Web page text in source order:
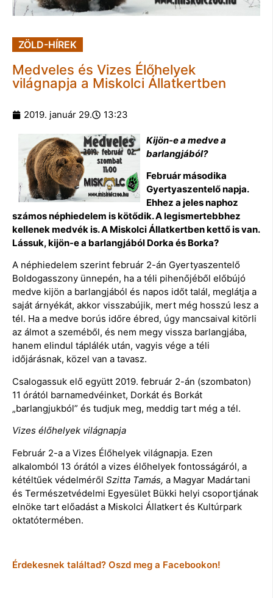
ZÖLD-HÍREK
Medveles és Vizes Élőhelyek
világnapja a Miskolci Állatkertben
2019. január 29. 13:23
Kijön-e a medve a
barlangjából?
Február másodika
Gyertyaszentelő napja.
Ehhez a jeles naphoz
számos néphiedelem is kötődik. A legismertebbhez
kellenek medvék is. A Miskolci Állatkertben kettő is van.
Lássuk, kijön-e a barlangjából Dorka és Borka?
A néphiedelem szerint február 2-án Gyertyaszentelő
Boldogasszony ünnepén, ha a téli pihenőjéből előbújó
medve kijön a barlangjából és napos időt talál, meglátja a
saját árnyékát, akkor visszabújik, mert még hosszú lesz a
tél. Ha a medve borús időre ébred, úgy mancsaival kitörli
az álmot a szeméből, és nem megy vissza barlangjába,
hanem elindul táplálék után, vagyis vége a téli
időjárásnak, közel van a tavasz.
Csalogassuk elő együtt 2019. február 2-án (szombaton)
11 órától barnamedvéinket, Dorkát és Borkát
„barlangjukból” és tudjuk meg, meddig tart még a tél.
Vizes élőhelyek világnapja
Február 2-a a Vizes Élőhelyek világnapja. Ezen
alkalomból 13 órától a vizes élőhelyek fontosságáról, a
kétéltűek védelméről Szitta Tamás, a Magyar Madártani
és Természetvédelmi Egyesület Bükki helyi csoportjának
elnöke tart előadást a Miskolci Állatkert és Kultúrpark
oktatótermében.
Érdekesnek találtad? Oszd meg a Facebookon!